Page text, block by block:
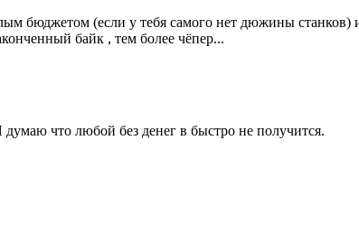
бюджетом (если у тебя самого нет дюжины
байк , тем более чёпер...
что любой без денег в быстро не получится.